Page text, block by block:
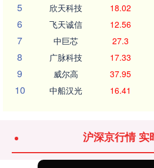
5 欣天科技 18.02
6 飞天诚信 12.56
7 中巨芯 27.3
8 广脉科技 17.33
9 威尔高 37.95
10 中船汉光 16.41
沪深京行情 实